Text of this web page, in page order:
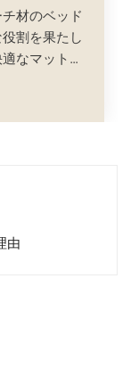
材のベッド
割を果たし
なマットレ
して、高品
ラットの調
由